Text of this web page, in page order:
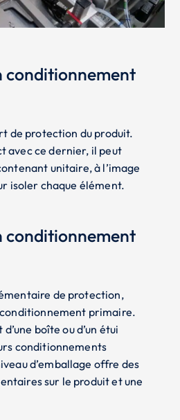
conditionnement
de protection du produit.
avec ce dernier, il peut
unitaire, à l’image
isoler chaque élément.
conditionnement
de protection,
primaire.
boîte ou d’un étui
conditionnements
d’emballage offre des
sur le produit et une